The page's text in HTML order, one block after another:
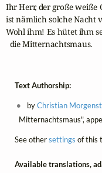
Ihr Herr, der große weiße
ist nämlich solche Nacht
Wohl ihm! Es hütet ihm
  die Mitternachtsmaus.
Text Authorship:
byChristian
Mitternachtsmaus",
See othersettings of this
Available translations,